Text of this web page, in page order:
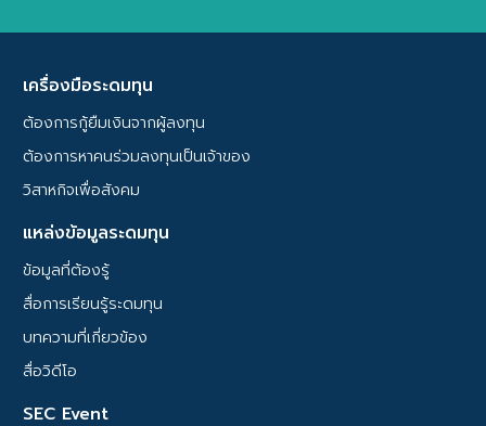
เครื่องมือระดมทุน
ต้องการกู้ยืมเงินจากผู้ลงทุน
ต้องการหาคนร่วมลงทุนเป็นเจ้าของ
วิสาหกิจเพื่อสังคม
แหล่งข้อมูลระดมทุน
ข้อมูลที่ต้องรู้
สื่อการเรียนรู้ระดมทุน
บทความที่เกี่ยวข้อง
สื่อวิดีโอ
SEC Event